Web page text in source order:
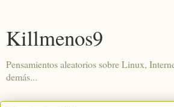
Killmenos9
Pensamientos aleatorios sobre Linux,
demás...